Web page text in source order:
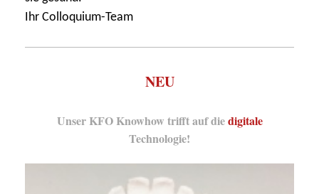
Ihr Colloquium-Team
NEU
Unser KFO Knowhow trifft auf diedigitale
Technologie!